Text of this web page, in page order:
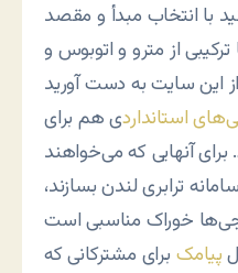
با انتخاب مبدأ و مقصد
از مترو و اتوبوس و
استانداردی هم برای
آنهایی که می‌خواهند
ترابری لندن بسازند،
پیامک برای مشترکانی که